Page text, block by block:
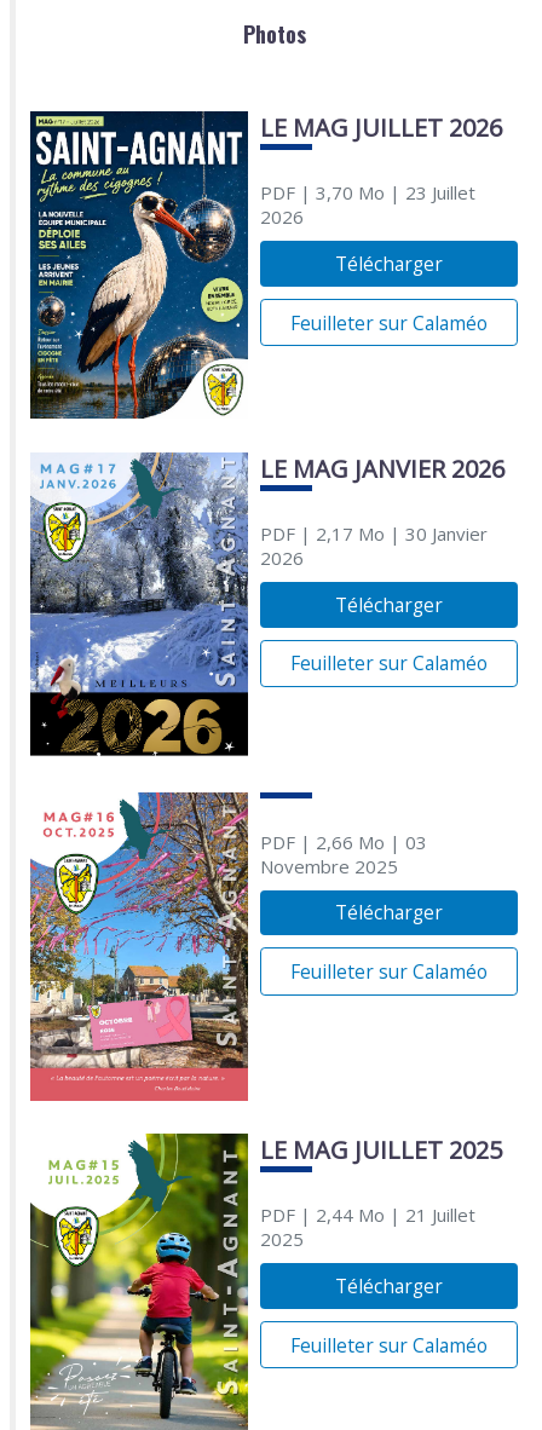
Photos
LE MAG JUILLET 2026
PDF| 3,70 Mo | 23 Juillet
2026
Télécharger
Feuilleter sur Calaméo
LE MAG JANVIER 2026
PDF| 2,17 Mo | 30 Janvier
2026
Télécharger
Feuilleter sur Calaméo
PDF| 2,66 Mo | 03
Novembre 2025
Télécharger
Feuilleter sur Calaméo
LE MAG JUILLET 2025
PDF| 2,44 Mo | 21 Juillet
2025
Télécharger
Feuilleter sur Calaméo